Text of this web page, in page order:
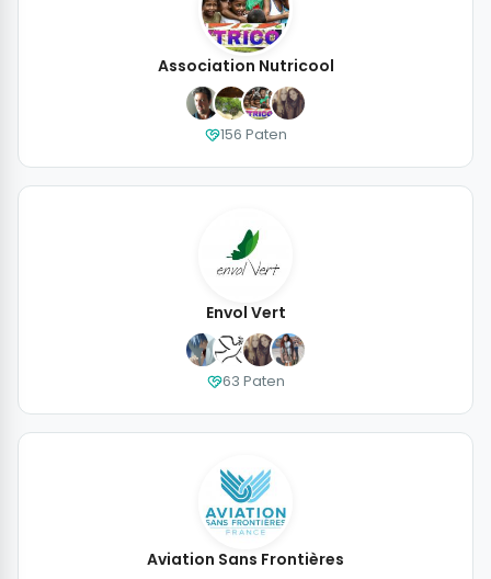
Association Nutricool
156 Paten
Envol Vert
63 Paten
Aviation Sans Frontières